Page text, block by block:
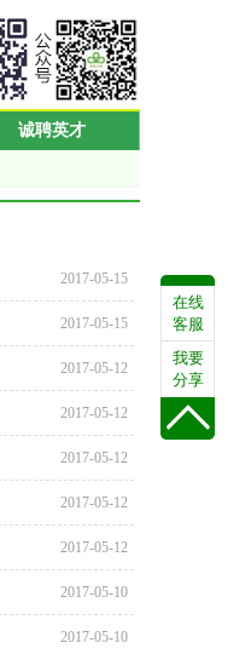
诚聘英才
2017-05-15
2017-05-15
2017-05-12
2017-05-12
2017-05-12
2017-05-12
2017-05-12
2017-05-10
2017-05-10
在线
客服
我要
分享